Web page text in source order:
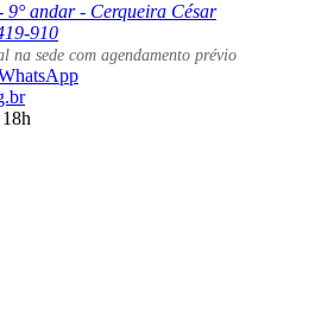
9° andar - Cerqueira César
910
na sede com agendamento prévio